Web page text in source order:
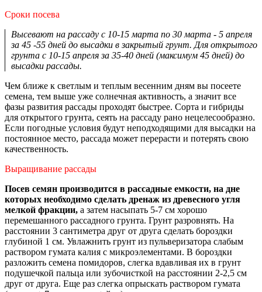
Сроки посева
Высевают на рассаду с 10-15 марта по 30 марта - 5 апреля
за 45 -55 дней до высадки в закрытый грунт. Для открытого
грунта с 10-15 апреля за 35-40 дней (максимум 45 дней) до
высадки рассады.
Чем ближе к светлым и теплым весенним дням вы посеете
семена, тем выше уже солнечная активность, а значит все
фазы развития рассады проходят быстрее. Сорта и гибриды
для открытого грунта, сеять на рассаду рано нецелесообразно.
Если погодные условия будут неподходящими для высадки на
постоянное место, рассада может перерасти и потерять свою
качественность.
Выращивание рассады
Посев семян производится в рассадные емкости, на дне
которых необходимо сделать дренаж из древесного угля
мелкой фракции, а затем насыпать 5-7 см хорошо
перемешанного рассадного грунта. Грунт разровнять. На
расстоянии 3 сантиметра друг от друга сделать бороздки
глубиной 1 см. Увлажнить грунт из пульверизатора слабым
раствором гумата калия с микроэлементами. В бороздки
разложить семена помидоров, слегка вдавливая их в грунт
подушечкой пальца или зубочисткой на расстоянии 2-2,5 см
друг от друга. Еще раз слегка опрыскать раствором гумата